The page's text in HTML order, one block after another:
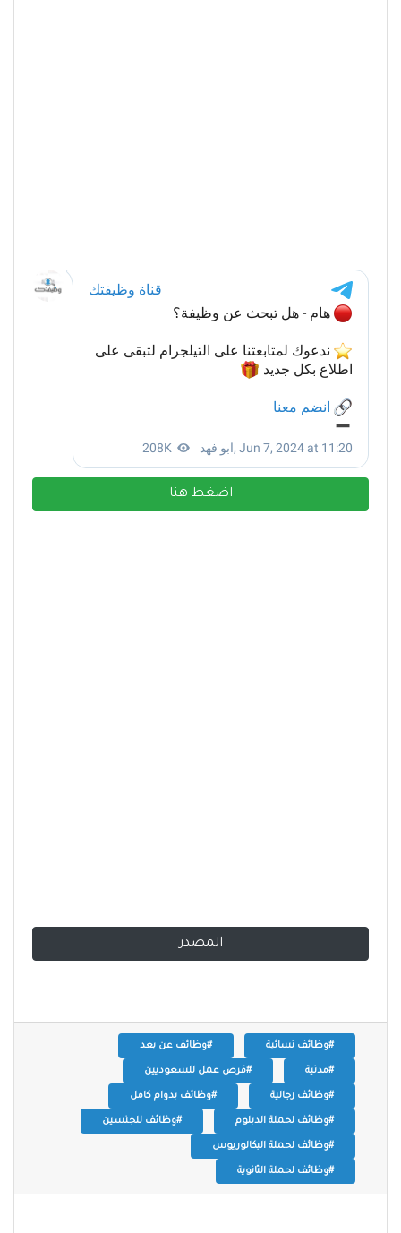
اضغط هنا
المصدر
#وظائف نسائية #وظائف عن بعد
#مدنية #فرص عمل للسعوديين
#وظائف رجالية #وظائف بدوام كامل
#وظائف لحملة الدبلوم #وظائف للجنسين
#وظائف لحملة البكالوريوس
#وظائف لحملة الثانوية